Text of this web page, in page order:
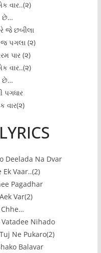
વાર..(૨)
છે…
જે છબીલા
જ પગલા (૨)
પાર (૨)
વાર..(૨)
છે…
પગધાર
વાર(૨)
Deelada Na Dvar
Vaar..(2)
Pagadhar
Var(2)
Nihado
Ne Pukaro(2)
Balavar